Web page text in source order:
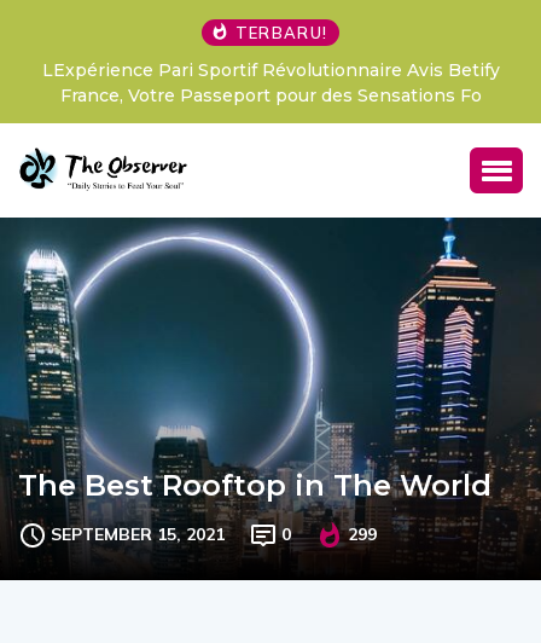
TERBARU!
LExpérience Pari Sportif Révolutionnaire Avis Betify
France, Votre Passeport pour des Sensations Fo
The Best Rooftop in The World
SEPTEMBER 15, 2021 0 299